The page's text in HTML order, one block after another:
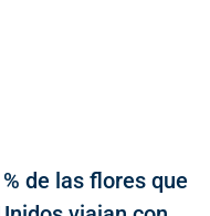
de las flores que